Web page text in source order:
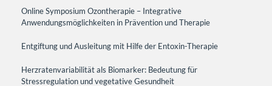
Online Symposium Ozontherapie – Integrative
Anwendungsmöglichkeiten in Prävention und Therapie
Entgiftung und Ausleitung mit Hilfe der Entoxin-Therapie
Herzratenvariabilität als Biomarker: Bedeutung für
Stressregulation und vegetative Gesundheit